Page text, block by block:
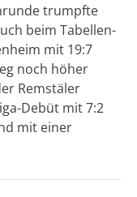
trumpfte
beim Tabellen-
mit 19:7
noch höher
Remstäler
Debüt mit 7:2
mit einer